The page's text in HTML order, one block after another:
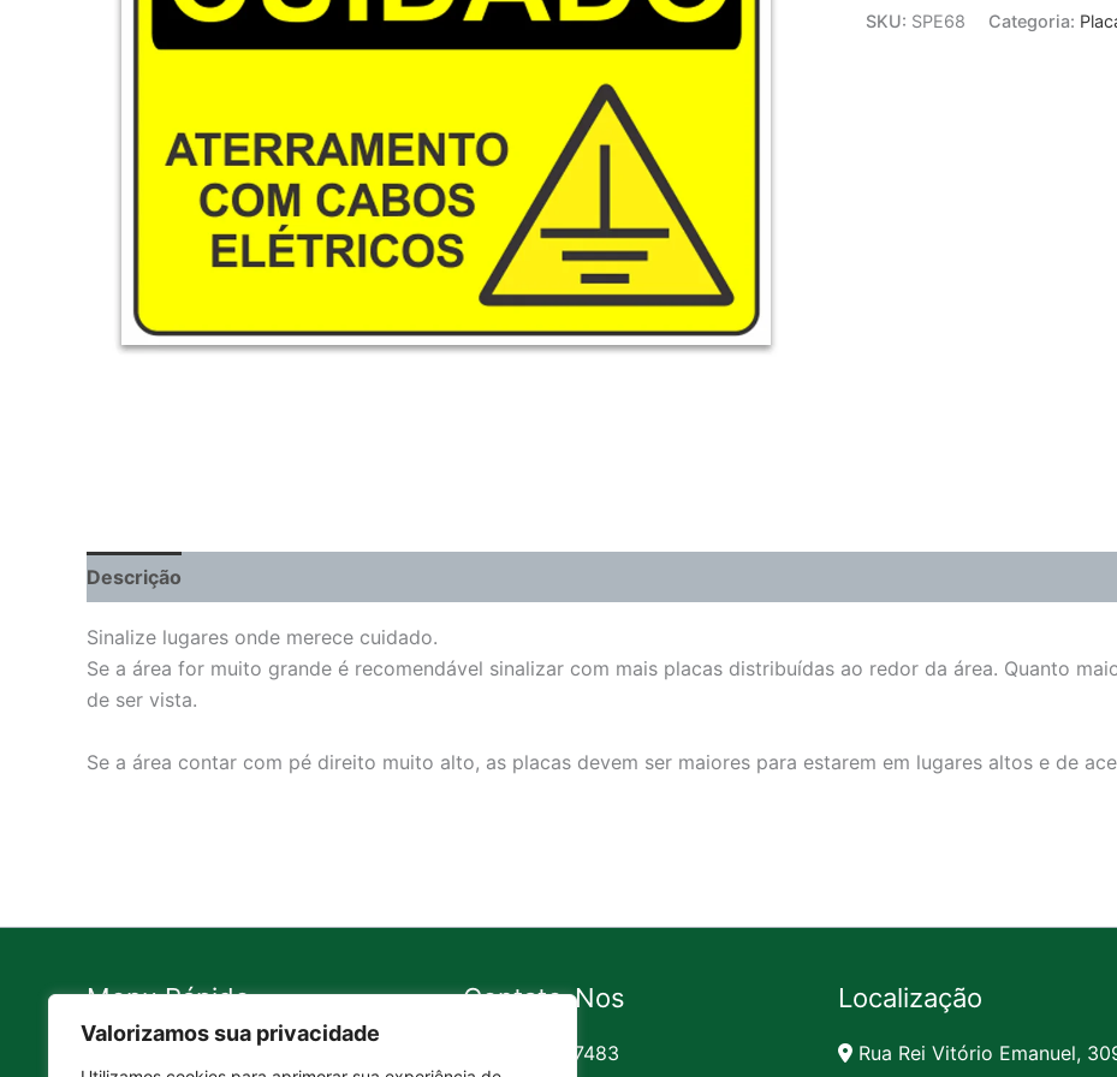
Valorizamos sua privacidade
SKU: SPE68 Categoria:
Descrição
Sinalize lugares onde merece cuidado.
Se a área for muito grande é recomendável sinalizar com mais placas distribuídas ao redor da área. Quanto
de ser vista.
Se a área contar com pé direito muito alto, as placas devem ser maiores para estarem em lugares altos e de
Menu Rápido Contate-Nos
11 99991-7483
Localização
Rua Rei Vitório Emanuel,